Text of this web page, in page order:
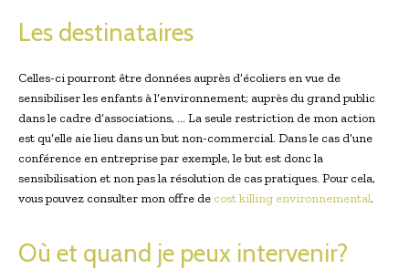
Les destinataires
Celles-ci pourront être données auprès d’écoliers en vue de
sensibiliser les enfants à l’environnement; auprès du grand public
dans le cadre d’associations, … La seule restriction de mon action
est qu’elle aie lieu dans un but non-commercial. Dans le cas d’une
conférence en entreprise par exemple, le but est donc la
sensibilisation et non pas la résolution de cas pratiques. Pour cela,
vous pouvez consulter mon offre de cost killing environnemental.
Où et quand je peux intervenir?